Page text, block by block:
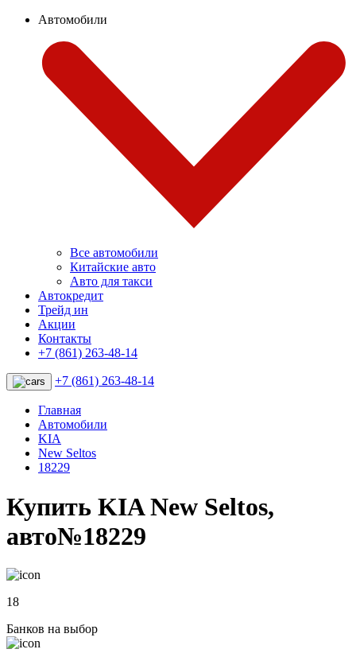
Автомобили
Все автомобили
Китайские авто
Авто для такси
Автокредит
Трейд ин
Акции
Контакты
+7 (861) 263-48-14
+7 (861) 263-48-14
Главная
Автомобили
KIA
New Seltos
18229
Купить KIA New Seltos,
авто№18229
18
Банков на выбор